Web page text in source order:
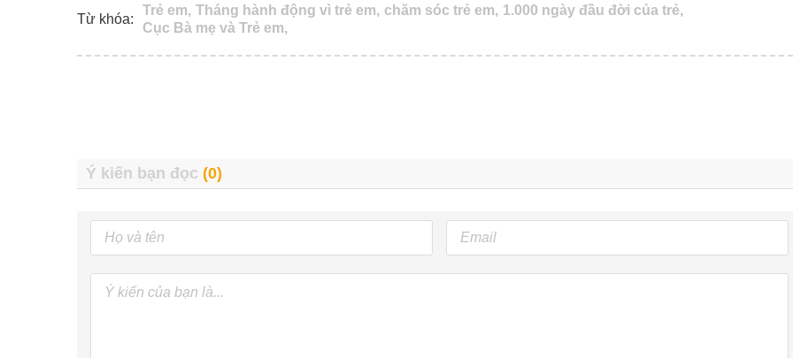
Từ khóa:
Trẻ em, Tháng hành động vì trẻ em, chăm sóc trẻ em, 1.000 ngày đầu đời của trẻ,
Cục Bà mẹ và Trẻ em,